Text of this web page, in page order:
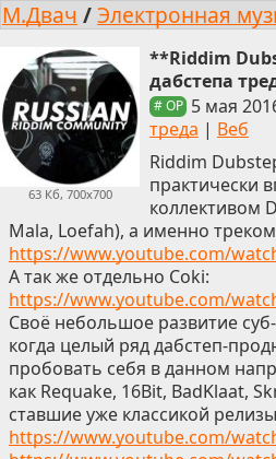
М.Двач /Электронная
63 Кб, 700x700
**Riddim
дабстепа
# OP 5 мая
треда | Веб
Riddim
практически
коллективом
Mala, Loefah), а именно
https://www.youtube.com/
А так же отдельно Coki:
https://www.youtube.com/
Своё небольшое развитие
когда целый ряд дабстеп-
пробовать себя в данном
как Requake, 16Bit, BadKlaat,
ставшие уже классикой
https://www.youtube.com/